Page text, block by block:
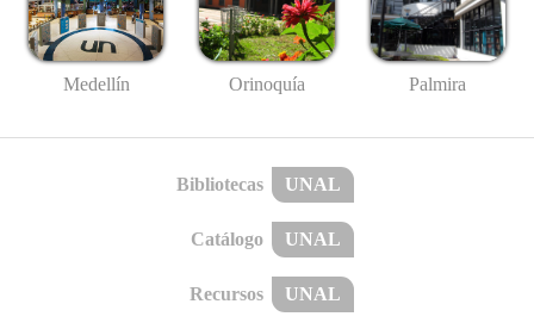
Medellín Orinoquía Palmira
Bibliotecas UNAL
Catálogo UNAL
Recursos UNAL